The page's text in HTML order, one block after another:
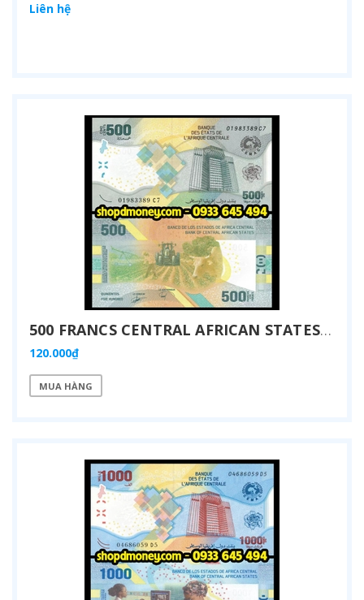
Liên hệ
500 FRANCS CENTRAL AFRICAN STATES 2022
120.000₫
MUA HÀNG